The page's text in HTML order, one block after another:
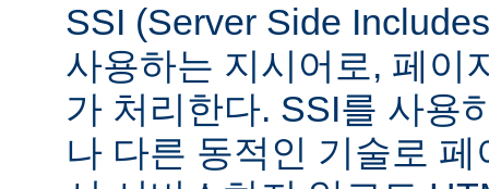
SSI (Server Side
사용하는 지시어로, 페이
가 처리한다. SSI를 사용
나 다른 동적인 기술로